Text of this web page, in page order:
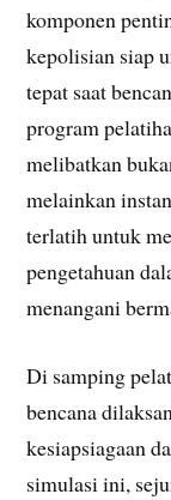
komponen
kepolisian siap
tepat saat
program
melibatkan
melainkan
terlatih untuk
pengetahuan
menangani
Di samping
bencana
kesiapsiagaan
simulasi ini,